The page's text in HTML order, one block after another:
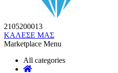
2105200013
ΚΑΛΕΣΕ ΜΑΣ
Marketplace Menu
All categories